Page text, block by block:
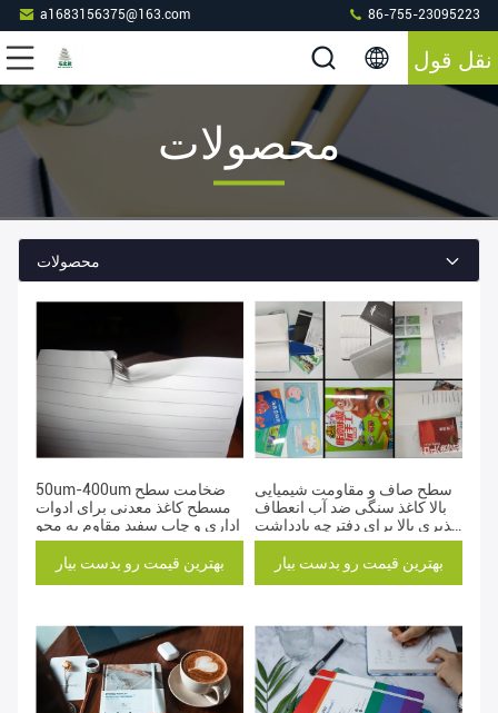
a1683156375@163.com 86-755-23095223
نقل قول
محصولات
محصولات
50um-400um ضخامت سطح
مسطح کاغذ معدنی برای ادوات
اداری و چاپ سفید مقاوم به محو
بهترین قیمت رو بدست بیار
سطح صاف و مقاومت شیمیایی
بالا کاغذ سنگی ضد آب انعطاف
پذیری بالا برای دفترچه یادداشت
کودکان کتاب تبلیغاتی
بهترین قیمت رو بدست بیار